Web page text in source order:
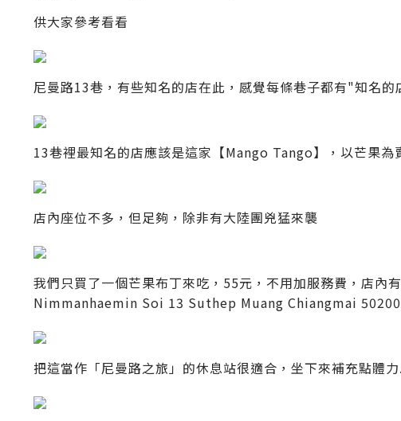
供大家參考看看
尼曼路13巷，有些知名的店在此，感覺每條巷子都有"知名的
13巷裡最知名的店應該是這家【Mango Tango】，以芒果
店內座位不多，但足夠，除非有大陸團兇猛來襲
我們只買了一個芒果布丁來吃，55元，不用加服務費，店內
Nimmanhaemin Soi 13 Suthep Muang Chiangmai 50200
把這當作「尼曼路之旅」的休息站很適合，坐下來補充點體